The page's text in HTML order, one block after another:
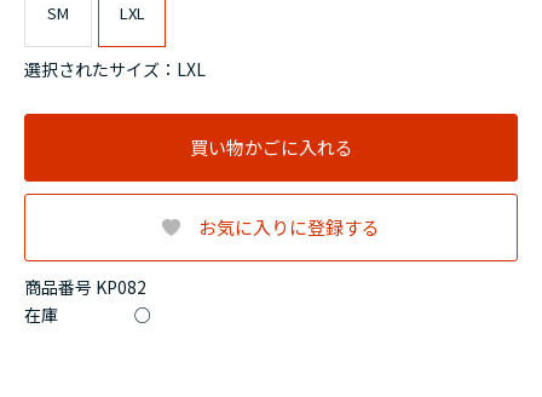
商品番号 KP082
在庫 ○
SM LXL
選択されたサイズ：LXL
買い物かごに入れる
お気に入りに登録する